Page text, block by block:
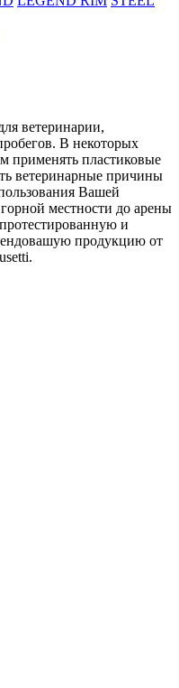
ветеринарии,
В некоторых
применять пластиковые
ветеринарные причины
Вашей
местности до арены
и
продукцию от